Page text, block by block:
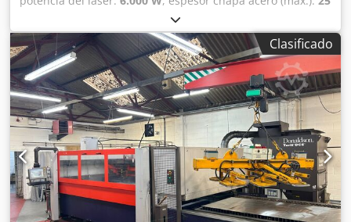
4.000 mm
revisado, corte limpio Bystronic Bystar 4020 6kw 4metre x
4metre cama plana láser cnc industrial para la venta Se
vende láser cnc de alta potencia Bystronic Bystar 4020
4metre x 2metre Potencia: 6kw / 6000 vatios / Bylaser 6000
Área de corte: 4000mm x 2000mm Año / nuevo: 2012
Totalmente revisada con Bystronic y bien mantenida Con
eje giratorio para el corte de tubo de acero Cabezales de
corte: 5inch, 7.5inch y 7.5inch cabeza larga Djdpfxoqcu Ave
Ahljck En buen estado de funcionamiento, se puede ver en
la producción La entrega, la instalación y la matrícula se
pueden cotizar Ideal para cortar acero inoxidable grueso,
acero dulce y aluminio
Clasificado